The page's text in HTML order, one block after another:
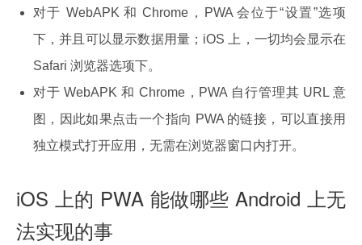
对于 WebAPK 和 Chrome，PWA 会位于“设置”选项
下，并且可以显示数据用量；iOS 上，一切均会显示在
Safari 浏览器选项下。
对于 WebAPK 和 Chrome，PWA 自行管理其 URL 意
图，因此如果点击一个指向 PWA 的链接，可以直接用
独立模式打开应用，无需在浏览器窗口内打开。
iOS 上的 PWA 能做哪些 Android 上无
法实现的事